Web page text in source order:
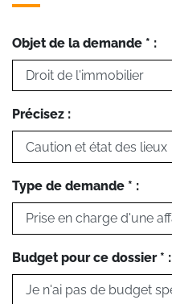
Objet de la demande * :
Précisez :
Type de demande * :
Budget pour ce dossier * :